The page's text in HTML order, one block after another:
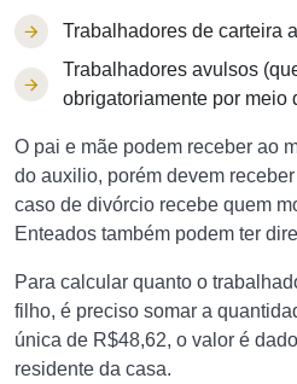
Trabalhadores de carteira
Trabalhadores avulsos
obrigatoriamente por meio
O pai e mãe podem receber ao
do auxilio, porém devem
caso de divórcio recebe quem
Enteados também podem ter
Para calcular quanto o
filho, é preciso somar a
única de R$48,62, o valor é
residente da casa.